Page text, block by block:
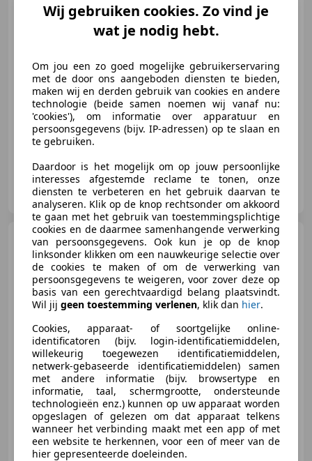
€ 13.445 1
09/2022 77.745 km Benzine
84 kW (114 PK)
Autobedrijf Mulder B.V.
NL-8024 PC ZWOLLE
BMW X1 xDrive25e | Pano |
SOH 88.3% | LED | Leer | Keyles
€ 26.945
05/2022 92.010 km
Elektro/Benzine
162 kW (220 PK)
Wij gebruiken cookies. Zo vind je
wat je nodig hebt.
Om jou een zo goed mogelijke gebruikerservaring
met de door ons aangeboden diensten te bieden,
maken wij en derden gebruik van cookies en andere
technologie (beide samen noemen wij vanaf nu:
'cookies'), om informatie over apparatuur en
persoonsgegevens (bijv. IP-adressen) op te slaan en
te gebruiken.
Daardoor is het mogelijk om op jouw persoonlijke
interesses afgestemde reclame te tonen, onze
diensten te verbeteren en het gebruik daarvan te
analyseren. Klik op de knop rechtsonder om akkoord
te gaan met het gebruik van toestemmingsplichtige
cookies en de daarmee samenhangende verwerking
van persoonsgegevens. Ook kun je op de knop
linksonder klikken om een nauwkeurige selectie over
de cookies te maken of om de verwerking van
persoonsgegevens te weigeren, voor zover deze op
basis van een gerechtvaardigd belang plaatsvindt.
Wil jij geen toestemming verlenen, klik dan hier.
Cookies, apparaat- of soortgelijke online-
identificatoren (bijv. login-identificatiemiddelen,
willekeurig toegewezen identificatiemiddelen,
netwerk-gebaseerde identificatiemiddelen) samen
met andere informatie (bijv. browsertype en
informatie, taal, schermgrootte, ondersteunde
technologieën enz.) kunnen op uw apparaat worden
opgeslagen of gelezen om dat apparaat telkens
wanneer het verbinding maakt met een app of met
een website te herkennen, voor een of meer van de
hier gepresenteerde doeleinden.